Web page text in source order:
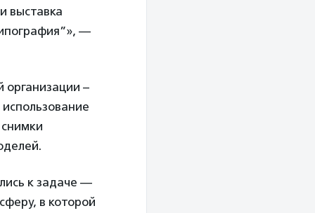
выставка
—
–
к задаче —
в которой